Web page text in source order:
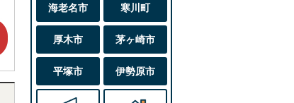
海老名市 寒川町
厚木市 茅ヶ崎市
平塚市 伊勢原市